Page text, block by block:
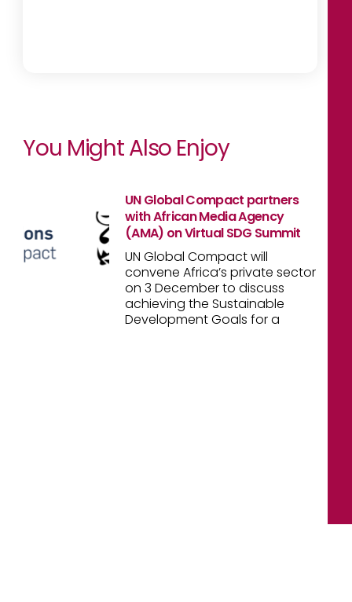
You Might Also Enjoy
UN Global Compact partners
with African Media Agency
(AMA) on Virtual SDG Summit
UN Global Compact will
convene Africa’s private sector
on 3 December to discuss
achieving the Sustainable
Development Goals for a